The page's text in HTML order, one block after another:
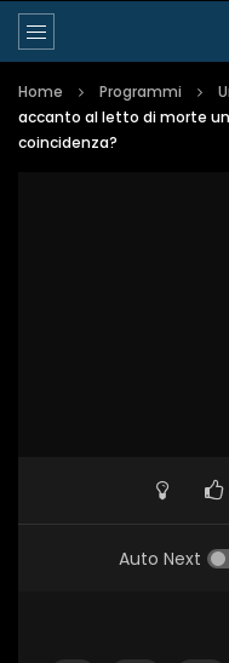
Home Programmi
accanto al letto di morte
coincidenza?
Auto Next